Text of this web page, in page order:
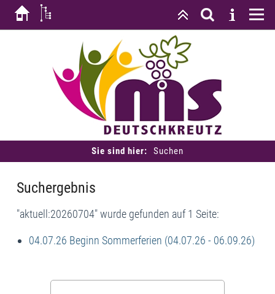
Sie sind hier: Suchen
Suchergebnis
"aktuell:20260704" wurde gefunden auf 1 Seite:
04.07.26 Beginn Sommerferien (04.07.26 - 06.09.26)